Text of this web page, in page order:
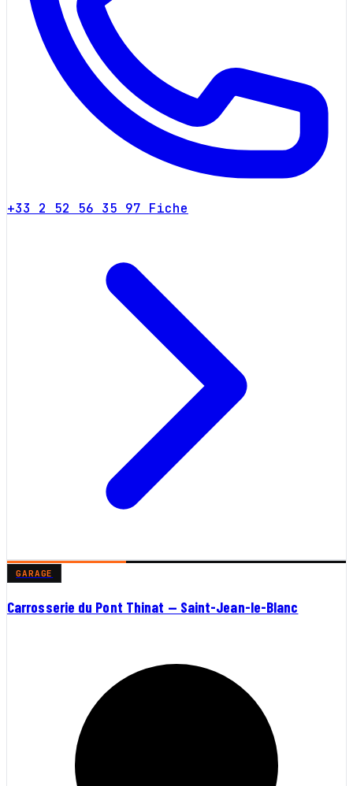
+33 2 52 56 35 97 Fiche
GARAGE
Carrosserie du Pont Thinat — Saint-Jean-le-Blanc